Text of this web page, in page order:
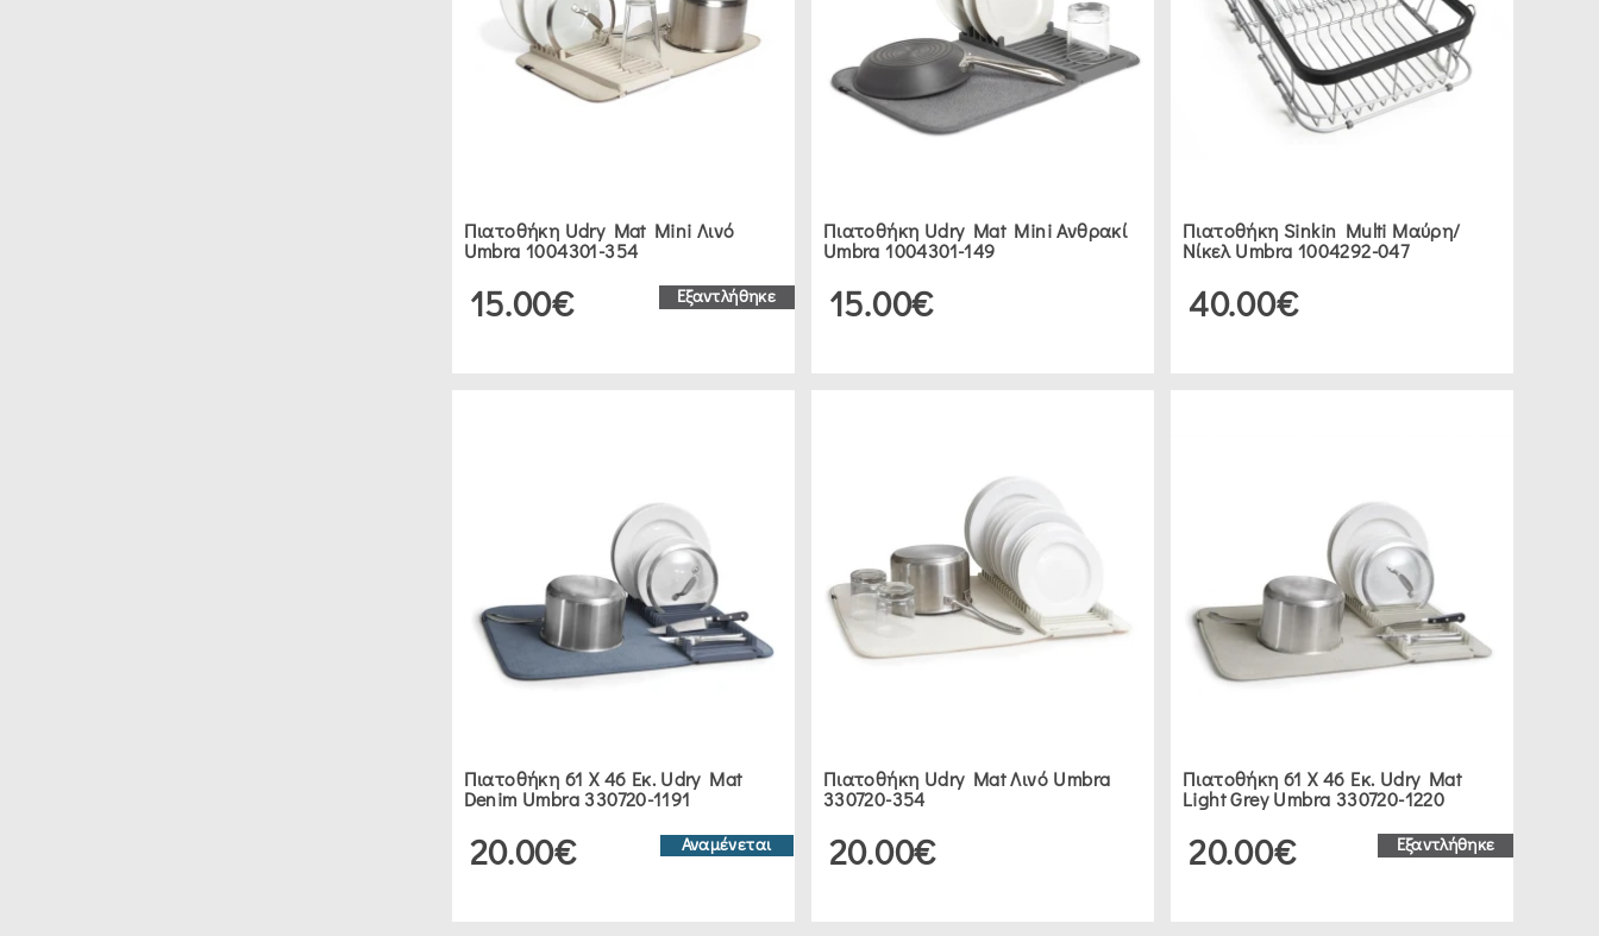
Πιατοθήκη Udry Mat Mini Λινό
Umbra 1004301-354
15.00€ Εξαντλήθηκε
Πιατοθήκη Udry Mat Mini Ανθρακί
Umbra 1004301-149
15.00€
Πιατοθήκη Sinkin Multi Μαύρη/
Νίκελ Umbra 1004292-047
40.00€
Πιατοθήκη 61 X 46 Εκ. Udry Mat
Denim Umbra 330720-1191
20.00€ Αναμένεται
Πιατοθήκη Udry Mat Λινό Umbra
330720-354
20.00€
Πιατοθήκη 61 X 46 Εκ. Udry Mat
Light Grey Umbra 330720-1220
20.00€ Εξαντλήθηκε